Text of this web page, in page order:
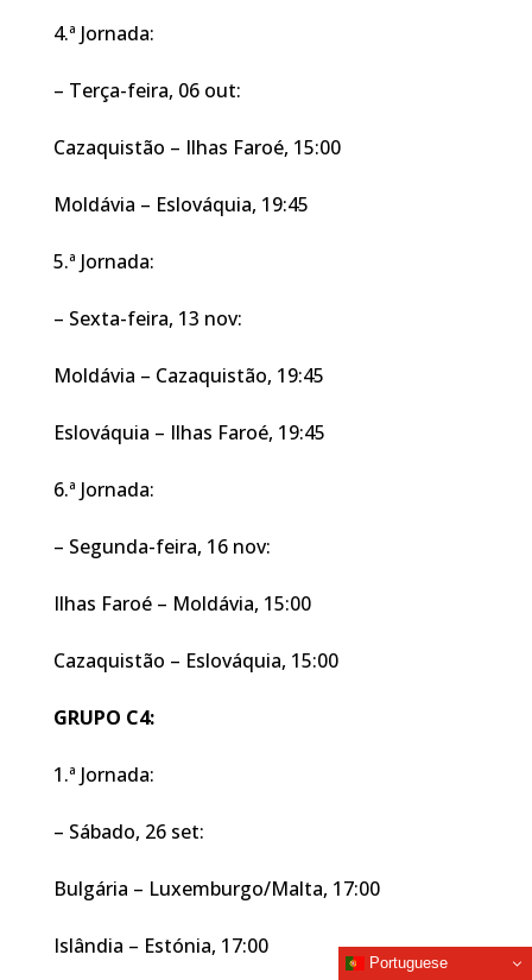
4.ª Jornada:
– Terça-feira, 06 out:
Cazaquistão – Ilhas Faroé, 15:00
Moldávia – Eslováquia, 19:45
5.ª Jornada:
– Sexta-feira, 13 nov:
Moldávia – Cazaquistão, 19:45
Eslováquia – Ilhas Faroé, 19:45
6.ª Jornada:
– Segunda-feira, 16 nov:
Ilhas Faroé – Moldávia, 15:00
Cazaquistão – Eslováquia, 15:00
GRUPO C4:
1.ª Jornada:
– Sábado, 26 set:
Bulgária – Luxemburgo/Malta, 17:00
Islândia – Estónia, 17:00
Portuguese